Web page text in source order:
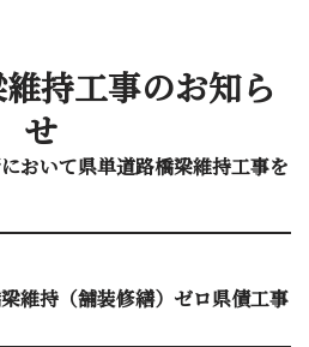
持工事のお知ら
せ
おいて県単道路橋梁維持工事を
維持（舗装修繕）ゼロ県債工事